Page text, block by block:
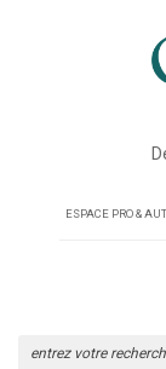
ESPACE PRO &